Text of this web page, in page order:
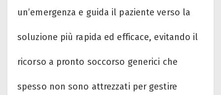
un’emergenza e guida il paziente verso la
soluzione più rapida ed efficace, evitando il
ricorso a pronto soccorso generici che
spesso non sono attrezzati per gestire